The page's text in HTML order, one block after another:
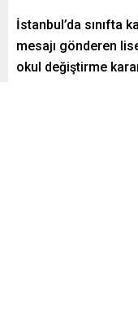
İstanbul’da sınıfta
mesajı gönderen
okul değiştirme